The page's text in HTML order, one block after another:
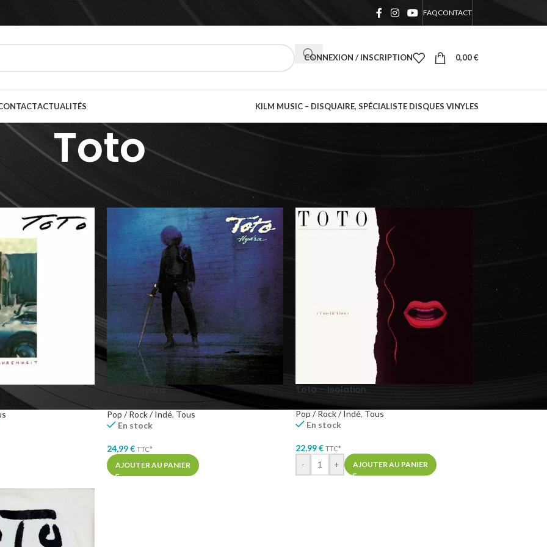
FAQCONTACT
CONNEXION / INSCRIPTION 0,00€
ACTUALITÉS KILM MUSIC – DISQUAIRE, SPÉCIALISTE DISQUES VINYLES
Toto
Afficher
Toto – Hydra
Pop / Rock / Indé, Tous
En stock
24,99€ TTC*
AJOUTER AU PANIER
Toto – Isolation
Pop / Rock / Indé, Tous
En stock
22,99€ TTC*
- + AJOUTER AU PANIER